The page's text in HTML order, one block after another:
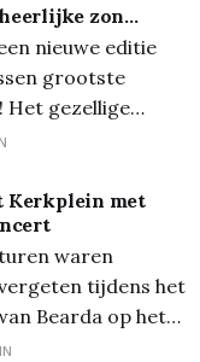
van de
in het Huis
zon...
nieuwe editie
grootste
Het gezellige
opnieuw in
glas uiteraard
al zijn vormen:
Kerkplein met
waren
tijdens het
Bearda op het
beiaardier